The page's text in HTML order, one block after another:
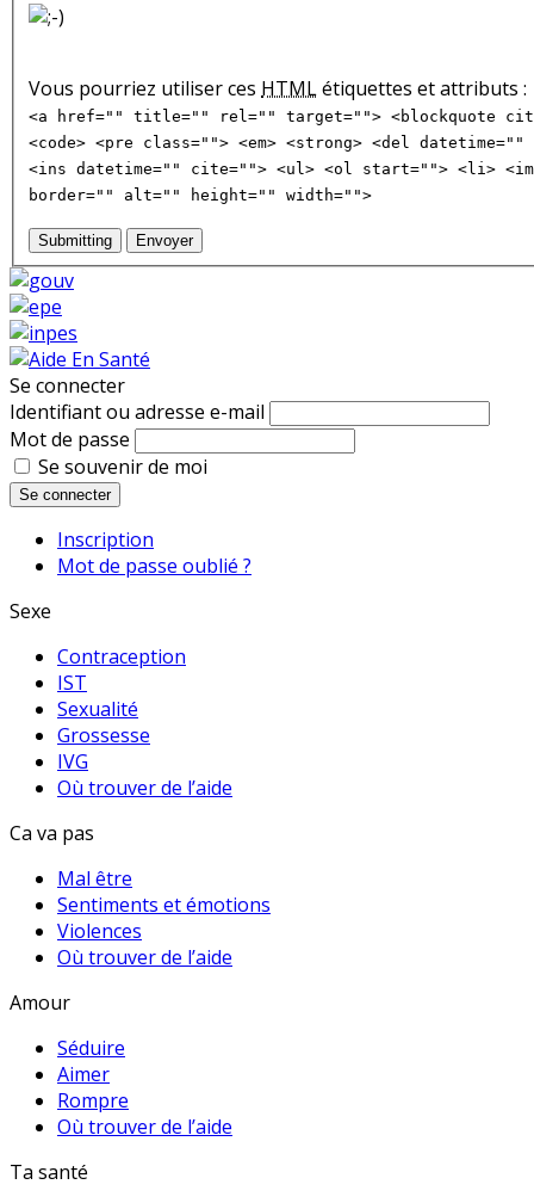
Vous pourriez utiliser ces HTMLétiquettes et attributs :
<a href="" title="" rel="" target=""> <blockquote
<code> <pre class=""> <em> <strong> <del
<ins datetime="" cite=""> <ul> <ol start=""> <li>
border="" alt="" height="" width="">
Submitting Envoyer
Se connecter
Identifiant ou adresse e-mail
Mot de passe
Se souvenir de moi
Se connecter
Inscription
Mot de passe oublié ?
Sexe
Contraception
IST
Sexualité
Grossesse
IVG
Où trouver de l’aide
Ca va pas
Mal être
Sentiments et émotions
Violences
Où trouver de l’aide
Amour
Séduire
Aimer
Rompre
Où trouver de l’aide
Ta santé